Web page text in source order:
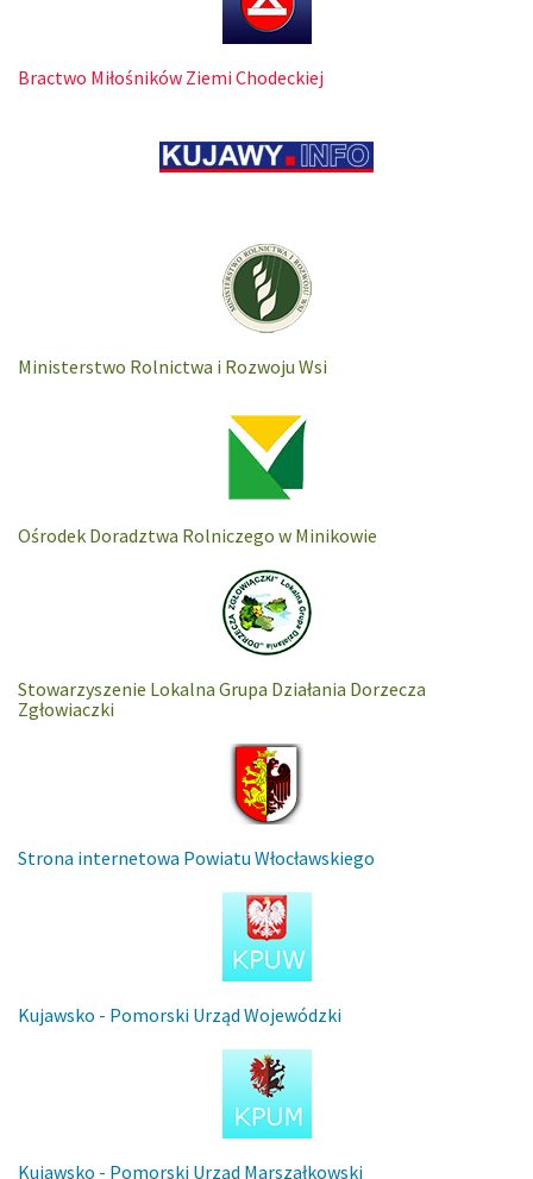
Bractwo Miłośników Ziemi Chodeckiej
Ministerstwo Rolnictwa i Rozwoju Wsi
Ośrodek Doradztwa Rolniczego w Minikowie
Stowarzyszenie Lokalna Grupa Działania Dorzecza
Zgłowiaczki
Strona internetowa Powiatu Włocławskiego
Kujawsko - Pomorski Urząd Wojewódzki
Kujawsko - Pomorski Urząd Marszałkowski